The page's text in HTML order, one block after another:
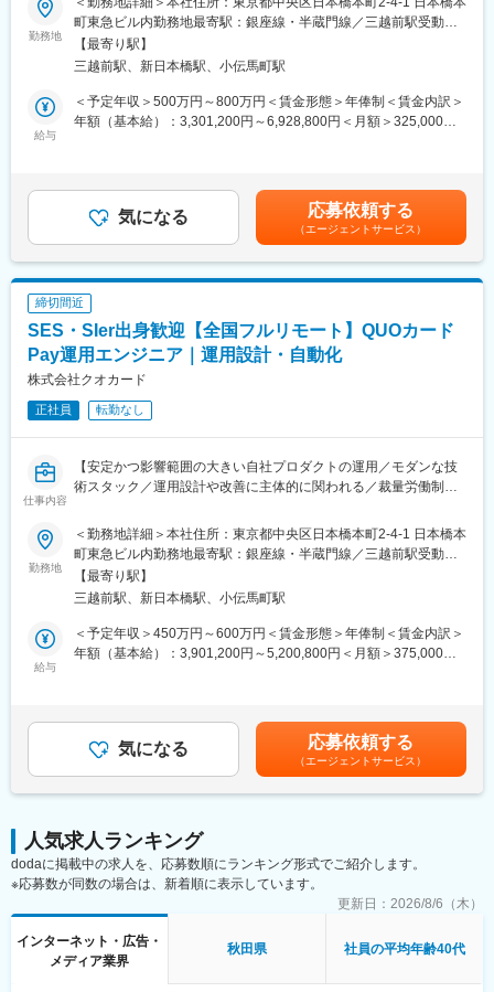
■当社について：
当社は、「テクノロジーの力で人々の健康寿命を延ばす」ことを
す。
ンライン医局”として多くの医師に活用されています。
コミュニティを通じて、医師は他の専門領域の知見を得たり、診
良い医療を届けることにつながっています。単なる情報共有にと
どまらず、医師同士の相互支援を通じて臨床力とモチベーション
を高める仕組みを提供している点が、当社サービスの大きな強み
となっています。
変更の範囲：会社の定める業務
QUOカードPayや関連システムの開発担当の募集です。
内製化が完了し、加盟店数、アプリ会員数ともに好調に推移する
中で、今後もユーザーのニーズに応えられるよう機能追加や改善
を加速させるため増員採用です。
■業務内容
プロダクト毎にチームを作っています。現在は2週間スプリントの
スクラムを実施しています。
申請などの事務手続きはラボ専属の事務担当が担うことで、エン
■開発環境
・言語/フレームワーク：サーバーサイドKotlin /Spring Boot /jOOQ
/ReactJS/TypeScript /OpenAPI
・インフラ：AWS (ECS,Fargate,Aurora,RDS,ALB）/Terraform
・DB：Aurora PostgreSQL
・監視：Datadog /Sentry
・プロジェクト管理：Jira/ Backlog
＜魅力＞
■働き方
フルリモート・裁量労働制のため、状況に合わせて調整しながら
ど中抜けも可能です。
要件定義～設計・実装・デプロイ・監視・運用まで一貫して担当
でき、ビジネス側と直接やり取りして最適解を提案・実行できま
2週間のスクラムを採用。短いフィードバックループで、ユーザー
のフィードバックを早くプロダクトに反映することを意識してい
ます。
変更の範囲：会社の定める業務
勤務地
町東急ビル内勤務地最寄駅：銀座線・半蔵門線／三越前駅受動喫
煙対策：屋内全面禁煙変更の範囲：会社の定める事業所（リモー
トワーク含む）
【最寄り駅】
三越前駅、新日本橋駅、小伝馬町駅
給与
＜予定年収＞500万円～800万円＜賃金形態＞年俸制＜賃金内訳＞
年額（基本給）：3,301,200円～6,928,800円＜月額＞325,000円
49,900円～88,600円を支給※裁量労働制のため固定残業時間を超
過した分の追加支給はありません。※休日・深夜手当：土日や夜間
に勤務が発生した場合は、別途手当を支給します。賃金はあくま
でも目安の金額であり、選考を通じて上下する可能性がありま
す。月給(月額)は固定手当を含めた表記です。
気になる 応募依頼する
（エージェントサービス）
締切間近
SES・SIer出身歓迎【全国フルリモート】QUOカード
Pay運用エンジニア｜運用設計・自動化
株式会社クオカード
正社員 転勤なし
仕事内容
【安定かつ影響範囲の大きい自社プロダクトの運用／モダンな技
術スタック／運用設計や改善に主体的に関われる／裁量労働制】
▼参考ブログ：
・仕事内容や働き方について
https://quo-digital.hatenablog.com/entry/2026/05/25/173622
・Terraform未経験の運用エンジニアが、Claude Codeを活用して
インフラ構築した話
https://quo-digital.hatenablog.com/entry/2026/02/05/144740
上記に加え、改善提案や新規開発に伴う運用設計など主体的に推
進し、開発・インフラ・QA・UI/UX等の他チームと連携して業務
・障害対応の1次対応のアウトソース
・運用設計
・システム連携先や社内他部署からの問い合わせ対応
■夜間・休日対応
アラート検知はMSPにアウトソースしており定常的な夜勤はあり
勤務地
＜勤務地詳細＞本社住所：東京都中央区日本橋本町2-4-1 日本橋本
町東急ビル内勤務地最寄駅：銀座線・半蔵門線／三越前駅受動喫
煙対策：屋内全面禁煙変更の範囲：会社の定める事業所（リモー
トワーク含む）
【最寄り駅】
三越前駅、新日本橋駅、小伝馬町駅
給与
＜予定年収＞450万円～600万円＜賃金形態＞年俸制＜賃金内訳＞
年額（基本給）：3,901,200円～5,200,800円＜月額＞375,000円
残業時間を超過した分の追加支給はありませんが、実際の残業は
平均月10時間程度となっています。休日・深夜手当：土日や夜間
に勤務が発生した場合は、別途手当を支給します。賃金はあくま
でも目安の金額であり、選考を通じて上下する可能性がありま
気になる 応募依頼する
（エージェントサービス）
人気求人ランキング
dodaに掲載中の求人を、応募数順にランキング形式でご紹介します。
※応募数が同数の場合は、新着順に表示しています。
更新日： 2026/8/6（木）
インターネット・広告・
メディア業界
秋田県 社員の平均年齢40代